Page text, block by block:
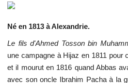
Contact
Forum international Nasser
Héritage de Gamal Abdel Nasser
Les auspices
Né en 1813 à Alexandrie.
Le fils d'Ahmed Tosson bin
une campagne à Hijaz en 1811 pour
et il mourut en 1816 quand Abbas
avec son oncle Ibrahim Pacha à la